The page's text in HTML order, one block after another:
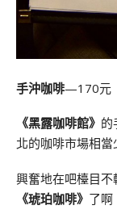
手沖咖啡—170元
《黑露咖啡館》 的
北的咖啡市場相
興奮地在吧檯目
《琥珀咖啡》 了啊